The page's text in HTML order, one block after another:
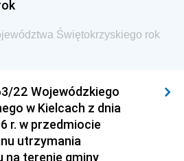
do Spraw Unii
Wywiadu
Świętokrzyskiego rok
22 Wojewódzkiego
w Kielcach z dnia
r. w przedmiocie
utrzymania
terenie gminy